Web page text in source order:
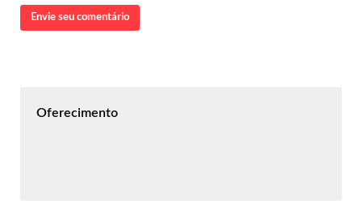
Envie seu comentário
Oferecimento